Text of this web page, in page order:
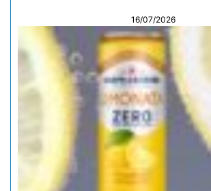
16/07/2026